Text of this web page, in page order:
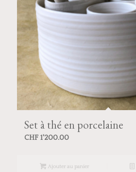
Set à thé en porcelaine
CHF1'200.00
Ajouter au panier